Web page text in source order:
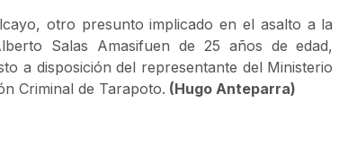
otro presunto implicado en el asalto a la
Salas Amasifuen de 25 años de edad,
a disposición del representante del Ministerio
Criminal de Tarapoto. (Hugo Anteparra)